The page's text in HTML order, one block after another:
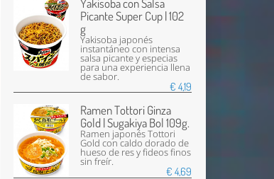
Yakisoba con Salsa
Picante Super Cup | 102
g
Yakisoba japonés
instantáneo con intensa
salsa picante y especias
para una experiencia llena
de sabor.
€ 4,19
Ramen Tottori Ginza
Gold | Sugakiya Bol 109g.
Ramen japonés Tottori
Gold con caldo dorado de
hueso de res y fideos finos
sin freír.
€ 4,69